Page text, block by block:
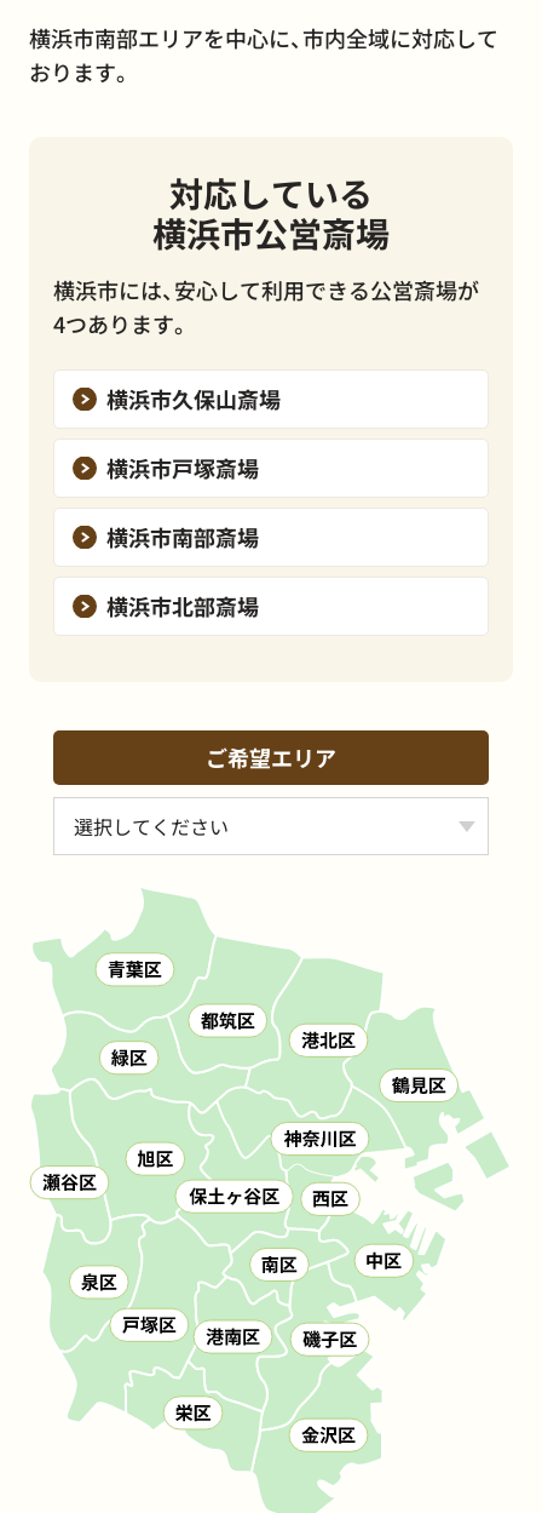
横浜市南部エリアを中心に、市内全域に対応して
おります。
対応している
横浜市公営斎場
横浜市には、安心して利用できる公営斎場が
4つあります。
横浜市久保山斎場
横浜市戸塚斎場
横浜市南部斎場
横浜市北部斎場
ご希望エリア